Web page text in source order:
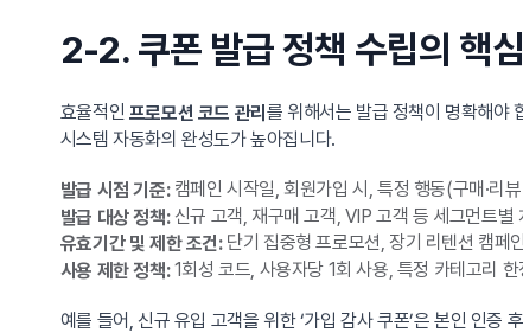
2-2. 쿠폰 발급 정책 수립의 핵
효율적인 프로모션 코드 관리 를 위해서는 발급 정책이 명확해야
시스템 자동화의 완성도가 높아집니다.
발급 시점 기준:캠페인 시작일, 회원가입 시, 특정 행동(구매·리
발급 대상 정책:신규 고객, 재구매 고객, VIP 고객 등 세그먼트별
유효기간 및 제한 조건:단기 집중형 프로모션, 장기 리텐션 캠페
사용 제한 정책:1회성 코드, 사용자당 1회 사용, 특정 카테고리 한
예를 들어, 신규 유입 고객을 위한 ‘가입 감사 쿠폰’은 본인 인증